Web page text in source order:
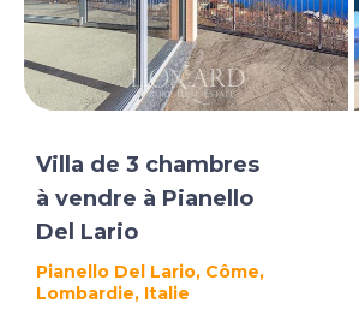
Villa de 3 chambres
à vendre à Pianello
Del Lario
Pianello Del Lario, Côme,
Lombardie, Italie